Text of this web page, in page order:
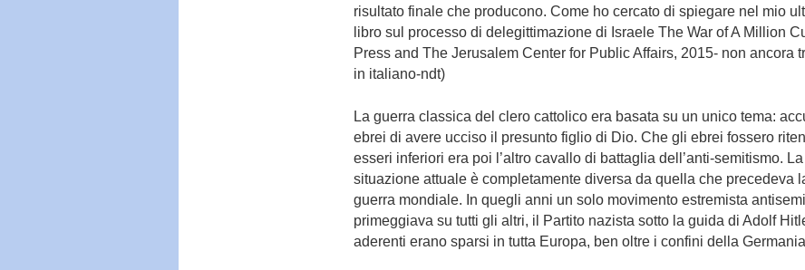
risultato finale che producono. Come ho cercato di spiegare nel mio
libro sul processo di delegittimazione di Israele The War of A Million
Press and The Jerusalem Center for Public Affairs, 2015- non ancora
in italiano-ndt)
La guerra classica del clero cattolico era basata su un unico tema:
ebrei di avere ucciso il presunto figlio di Dio. Che gli ebrei fossero
esseri inferiori era poi l’altro cavallo di battaglia dell’anti-semitismo. La
situazione attuale è completamente diversa da quella che precedeva
guerra mondiale. In quegli anni un solo movimento estremista
primeggiava su tutti gli altri, il Partito nazista sotto la guida di Adolf
aderenti erano sparsi in tutta Europa, ben oltre i confini della